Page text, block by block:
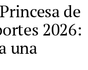
de
2026:
una